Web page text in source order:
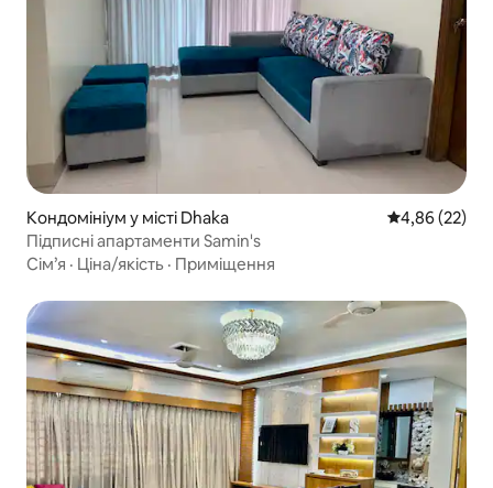
Кондомініум у місті Dhaka Середня
4,86 (22)
Підписні апартаменти Samin's
Сім’я · Ціна/якість · Приміщення